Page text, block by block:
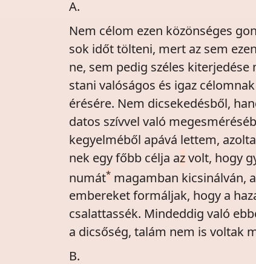
A.
Nem célom ezen közönséges
sok időt tölteni, mert az sem
ne, sem pedig széles
stani valóságos és igaz
érésére. Nem dicsekedésből,
datos szívvel való
kegyelméből apává lettem,
nek egy főbb célja azvolt, hogy
numát* magamban kicsinálván,
embereket formáljak, hogy a
csalattassék. Mindeddig való
a dicsőség, talám nem is voltak
B.